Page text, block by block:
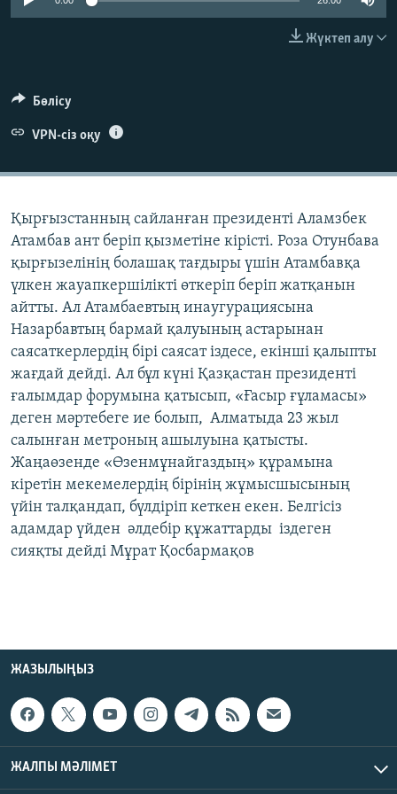
ЖАЗЫЛЫҢЫЗ
Басқа тілдерде
Жүктеп алу
Бөлісу
VPN-сіз оқу
Қырғызстанның сайланған президенті Аламзбек
Атамбав ант беріп қызметіне кірісті. Роза Отунбава
қырғызелінің болашақ тағдыры үшін Атамбавқа
үлкен жауапкершілікті өткеріп беріп жатқанын
айтты. Ал Атамбаевтың инаугурациясына
Назарбавтың бармай қалуының астарынан
саясаткерлердің бірі саясат іздесе, екінші қалыпты
жағдай дейді. Ал бұл күні Қазқастан президенті
ғалымдар форумына қатысып, «Ғасыр ғұламасы»
деген мәртебеге ие болып, Алматыда 23 жыл
салынған метроның ашылуына қатысты.
Жаңаөзенде «Өзенмұнайгаздың» құрамына
кіретін мекемелердің бірінің жұмысшысының
үйін талқандап, бүлдіріп кеткен екен. Белгісіз
адамдар үйден әлдебір құжаттарды іздеген
сияқты дейді Мұрат Қосбармақов
ЖАЗЫЛЫҢЫЗ
ЖАЛПЫ МӘЛІМЕТ